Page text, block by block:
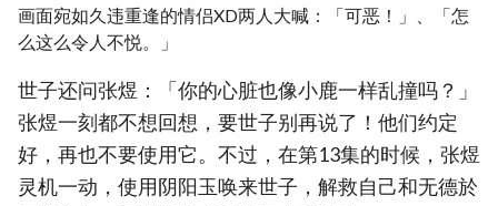
画面宛如久违重逢的情侣XD两人大喊：「可恶！」、「怎
么这么令人不悦。」
世子还问张煜：「你的心脏也像小鹿一样乱撞吗？」
张煜一刻都不想回想，要世子别再说了！他们约定
好，再也不要使用它。不过，在第13集的时候，张煜
灵机一动，使用阴阳玉唤来世子，解救自己和无德於